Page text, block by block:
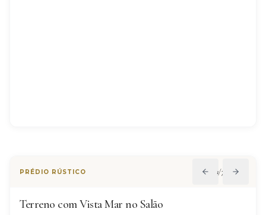
PRÉDIO RÚSTICO 1/7
Terreno com Vista Mar no Salão